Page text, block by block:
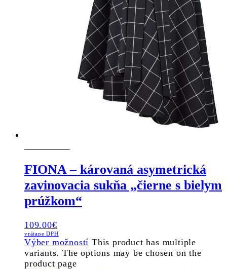
FIONA – károvaná asymetrická
zavinovacia sukňa „čierne s bielym
prúžkom“
109.00€
vrátane DPH
Výber možností This product has multiple
variants. The options may be chosen on the
product page